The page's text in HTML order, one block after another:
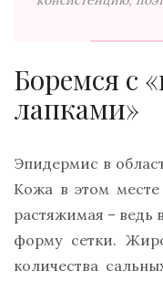
Боремся с
лапками»
Эпидермис в
Кожа в этом месте
растяжимая – ведь
форму сетки.
количества